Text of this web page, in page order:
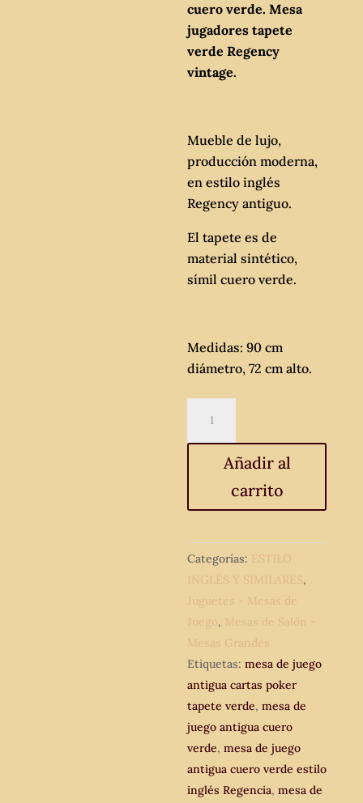
cuero verde. Mesa
jugadores tapete
verde Regency
vintage.
Mueble de lujo,
producción moderna,
en estilo inglés
Regency antiguo.
El tapete es de
material sintético,
símil cuero verde.
Medidas: 90 cm
diámetro, 72 cm alto.
juego
antigua
inglés
cuero
verde.
Mesa
jugadores
tapete
verde
Regency
vintage.
cantidad
Añadir al
carrito
Categorías: ESTILO
INGLÉS Y SIMILARES,
Juguetes - Mesas de
Juego, Mesas de Salón -
Mesas Grandes
Etiquetas:mesa de juego
antigua cartas poker
tapete verde,mesa de
juego antigua cuero
verde,mesa de juego
antigua cuero verde estilo
inglés Regencia,mesa de